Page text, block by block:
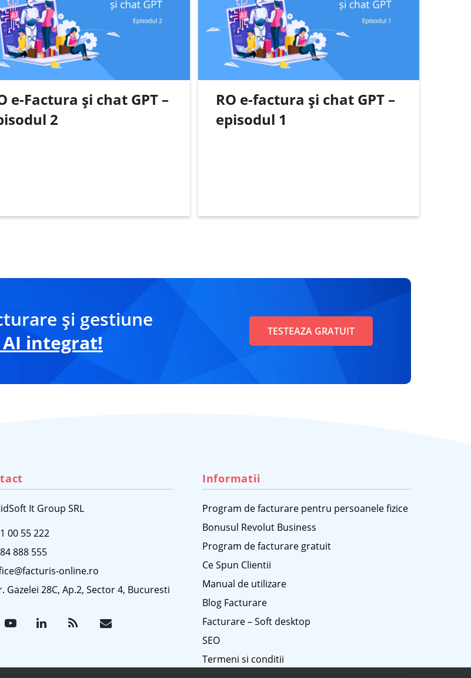
e-Factura și chat GPT –
2
RO e-factura și chat GPT –
episodul 1
și gestiune
integrat! TESTEAZA GRATUIT
It Group SRL
00 55 222
888 555
online.ro
Gazelei 28C, Ap.2, Sector 4, Bucuresti
Informatii
Program de facturare pentru persoanele fizice
Bonusul Revolut Business
Program de facturare gratuit
Ce Spun Clientii
Manual de utilizare
Blog Facturare
Facturare – Soft desktop
SEO
Termeni si conditii